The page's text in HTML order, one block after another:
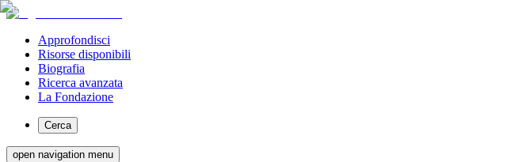
Approfondisci
Risorse disponibili
Biografia
Ricerca avanzata
La Fondazione
Cerca
open navigation menu